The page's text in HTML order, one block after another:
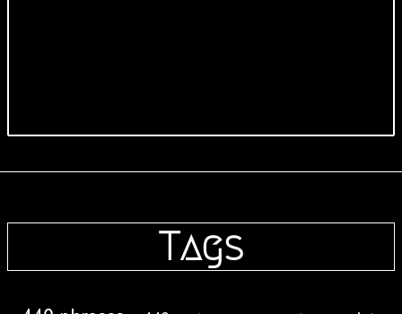
Tags